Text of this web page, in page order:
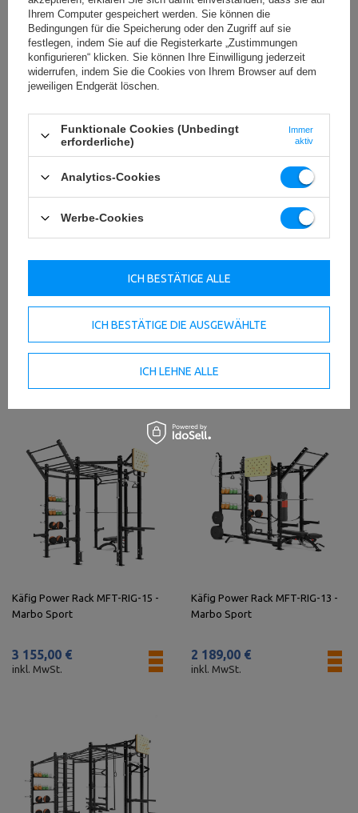
Power Rack Trainingskäfig MFT-
RIG-17 - Marbo Sport
5 635,00 €
Käfig Power Rack MFT-RIG-10 -
Marbo Sport
Käfig Power Rack MFT-RIG-07 -
inkl. MwSt.
Power Rack Trainingskäfig MFT-
1 273,00 €
inkl. MwSt.
Käfig Power Rack MFT-RIG-15 -
Marbo Sport
3 155,00 €
inkl. MwSt.
Käfig Power Rack MFT-RIG-13 -
Marbo Sport
2 189,00 €
inkl. MwSt.
Ihrem Computer gespeichert werden. Sie können die
Bedingungen für die Speicherung oder den Zugriff auf sie
festlegen, indem Sie auf die Registerkarte „Zustimmungen
konfigurieren“ klicken. Sie können Ihre Einwilligung jederzeit
widerrufen, indem Sie die Cookies von Ihrem Browser auf dem
jeweiligen Endgerät löschen.
Funktionale Cookies (Unbedingt
erforderliche)
Immer
aktiv
Analytics-Cookies
Werbe-Cookies
ICH BESTÄTIGE DIE AUSGEWÄHLTE
ICH LEHNE ALLE
ICH BESTÄTIGE ALLE